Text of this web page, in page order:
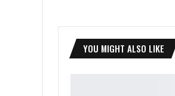
YOU MIGHT ALSO LIKE